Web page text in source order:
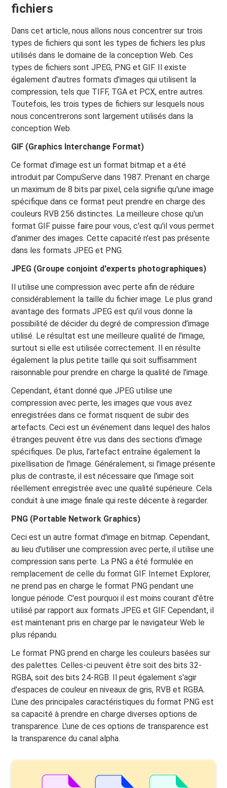
fichiers
Dans cet article, nous allons nous concentrer sur trois
types de fichiers qui sont les types de fichiers les plus
utilisés dans le domaine de la conception Web. Ces
types de fichiers sont JPEG, PNG et GIF. Il existe
également d'autres formats d'images qui utilisent la
compression, tels que TIFF, TGA et PCX, entre autres.
Toutefois, les trois types de fichiers sur lesquels nous
nous concentrerons sont largement utilisés dans la
conception Web.
GIF (Graphics Interchange Format)
Ce format d’image est un format bitmap et a été
introduit par CompuServe dans 1987. Prenant en charge
un maximum de 8 bits par pixel, cela signifie qu'une image
spécifique dans ce format peut prendre en charge des
couleurs RVB 256 distinctes. La meilleure chose qu'un
format GIF puisse faire pour vous, c'est qu'il vous permet
d'animer des images. Cette capacité n'est pas présente
dans les formats JPEG et PNG.
JPEG (Groupe conjoint d'experts photographiques)
Il utilise une compression avec perte afin de réduire
considérablement la taille du fichier image. Le plus grand
avantage des formats JPEG est qu’il vous donne la
possibilité de décider du degré de compression d’image
utilisé. Le résultat est une meilleure qualité de l'image,
surtout si elle est utilisée correctement. Il en résulte
également la plus petite taille qui soit suffisamment
raisonnable pour prendre en charge la qualité de l'image.
Cependant, étant donné que JPEG utilise une
compression avec perte, les images que vous avez
enregistrées dans ce format risquent de subir des
artefacts. Ceci est un événement dans lequel des halos
étranges peuvent être vus dans des sections d'image
spécifiques. De plus, l'artefact entraîne également la
pixellisation de l'image. Généralement, si l'image présente
plus de contraste, il est nécessaire que l'image soit
réellement enregistrée avec une qualité supérieure. Cela
conduit à une image finale qui reste décente à regarder.
PNG (Portable Network Graphics)
Ceci est un autre format d'image en bitmap. Cependant,
au lieu d'utiliser une compression avec perte, il utilise une
compression sans perte. La PNG a été formulée en
remplacement de celle du format GIF. Internet Explorer,
ne prend pas en charge le format PNG pendant une
longue période. C'est pourquoi il est moins courant d'être
utilisé par rapport aux formats JPEG et GIF. Cependant, il
est maintenant pris en charge par le navigateur Web le
plus répandu.
Le format PNG prend en charge les couleurs basées sur
des palettes. Celles-ci peuvent être soit des bits 32-
RGBA, soit des bits 24-RGB. Il peut également s'agir
d'espaces de couleur en niveaux de gris, RVB et RGBA.
L'une des principales caractéristiques du format PNG est
sa capacité à prendre en charge diverses options de
transparence. L'une de ces options de transparence est
la transparence du canal alpha.